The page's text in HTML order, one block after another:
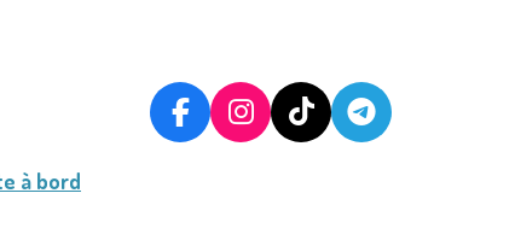
F
A
I
N
T
I
T
E
à bord